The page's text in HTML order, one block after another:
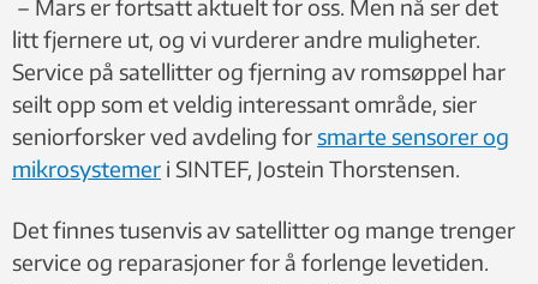
roveren skal samle inn prøver og bore helt ned til to meter.
Prøvene skal i neste omgang kunne hentes på en ny ferd og
bringes tilbake til jorda til analyse.
ESA og den russiske romfartsorganisasjonen Roscosmos
sendte i 2016 ut et romfartøy som hadde med seg en
gasser som kan være indikasjon på om det finnes liv på
planeten. Samtidig med utplasseringen av satellitten, ble det
gjort en prøvelanding med den italienskbygde testmodulen
– Mars er fortsatt aktuelt for oss. Men nå ser det
litt fjernere ut, og vi vurderer andre muligheter.
Service på satellitter og fjerning av romsøppel har
seilt opp som et veldig interessant område, sier
seniorforsker ved avdeling for smarte sensorer og
mikrosystemer i SINTEF, Jostein Thorstensen.
Det finnes tusenvis av satellitter og mange trenger
service og reparasjoner for å forlenge levetiden.